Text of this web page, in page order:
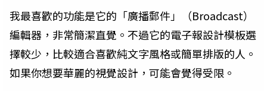
我最喜歡的功能是它的「廣播郵件」（Broadcast）
編輯器，非常簡潔直覺。不過它的電子報設計模板選
擇較少，比較適合喜歡純文字風格或簡單排版的人。
如果你想要華麗的視覺設計，可能會覺得受限。